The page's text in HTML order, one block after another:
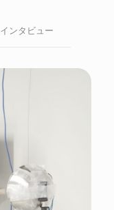
ンタビュー